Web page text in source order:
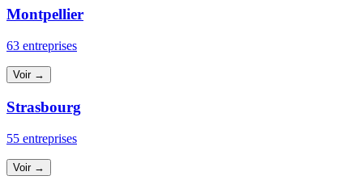
Montpellier
63 entreprises
Voir →
Strasbourg
55 entreprises
Voir →